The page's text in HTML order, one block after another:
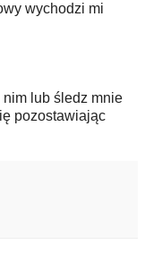
wychodzi mi
lub śledz mnie
pozostawiając